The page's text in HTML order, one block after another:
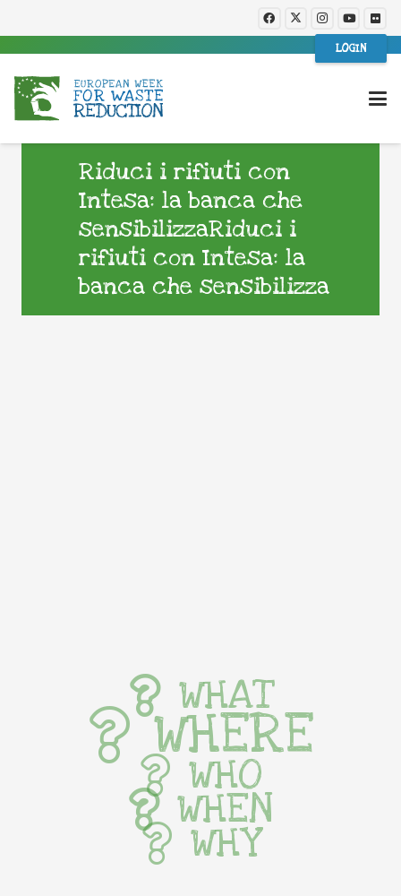
LOGIN
Riduci i rifiuti con
Intesa: la banca che
sensibilizzaRiduci i
rifiuti con Intesa: la
banca che sensibilizza
WHAT
WHERE
WHO
WHEN
WHY